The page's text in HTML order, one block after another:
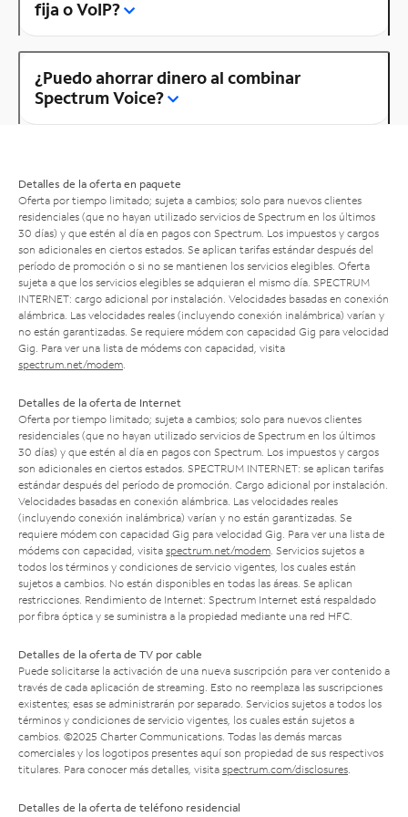
fija o VoIP?
¿Puedo ahorrar dinero al combinar
Spectrum Voice?
Detalles de la oferta en paquete
Oferta por tiempo limitado; sujeta a cambios; solo para nuevos clientes
residenciales (que no hayan utilizado servicios de Spectrum en los últimos
30 días) y que estén al día en pagos con Spectrum. Los impuestos y cargos
son adicionales en ciertos estados. Se aplican tarifas estándar después del
período de promoción o si no se mantienen los servicios elegibles. Oferta
sujeta a que los servicios elegibles se adquieran el mismo día. SPECTRUM
INTERNET: cargo adicional por instalación. Velocidades basadas en conexión
alámbrica. Las velocidades reales (incluyendo conexión inalámbrica) varían y
no están garantizadas. Se requiere módem con capacidad Gig para velocidad
Gig. Para ver una lista de módems con capacidad, visita
spectrum.net/modem
Detalles de la oferta de Internet
Oferta por tiempo limitado; sujeta a cambios; solo para nuevos clientes
residenciales (que no hayan utilizado servicios de Spectrum en los últimos
30 días) y que estén al día en pagos con Spectrum. Los impuestos y cargos
son adicionales en ciertos estados. SPECTRUM INTERNET: se aplican tarifas
estándar después del período de promoción. Cargo adicional por instalación.
Velocidades basadas en conexión alámbrica. Las velocidades reales
(incluyendo conexión inalámbrica) varían y no están garantizadas. Se
requiere módem con capacidad Gig para velocidad Gig. Para ver una lista de
módems con capacidad, visita spectrum.net/modem . Servicios sujetos a
todos los términos y condiciones de servicio vigentes, los cuales están
sujetos a cambios. No están disponibles en todas las áreas. Se aplican
restricciones. Rendimiento de Internet: Spectrum Internet está respaldado
por fibra óptica y se suministra a la propiedad mediante una red HFC.
Detalles de la oferta de TV por cable
Puede solicitarse la activación de una nueva suscripción para ver contenido a
través de cada aplicación de streaming. Esto no reemplaza las suscripciones
existentes; esas se administrarán por separado. Servicios sujetos a todos los
términos y condiciones de servicio vigentes, los cuales están sujetos a
cambios. ©2025 Charter Communications. Todas las demás marcas
comerciales y los logotipos presentes aquí son propiedad de sus respectivos
titulares. Para conocer más detalles, visita spectrum.com/disclosures
Detalles de la oferta de teléfono residencial